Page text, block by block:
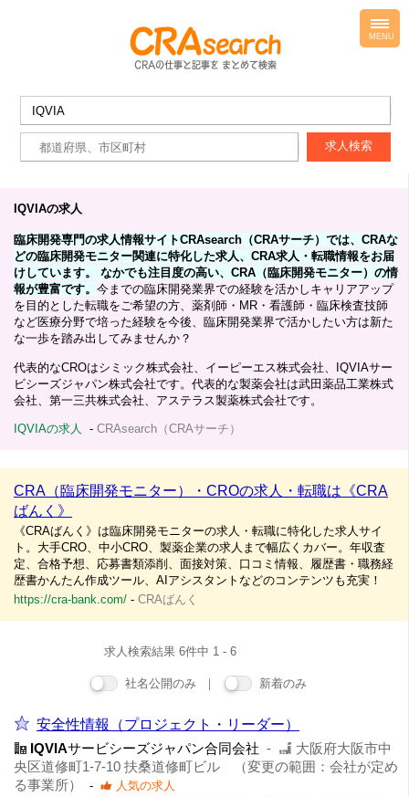
IQVIAの求人
臨床開発専門の求人情報サイトCRAsearch（CRAサーチ）では、CRAな
どの臨床開発モニター関連に特化した求人、CRA求人・転職情報をお届
けしています。 なかでも注目度の高い、CRA（臨床開発モニター）の情
報が豊富です。 今までの臨床開発業界での経験を活かしキャリアアップ
を目的とした転職をご希望の方、薬剤師・MR・看護師・臨床検査技師
など医療分野で培った経験を今後、臨床開発業界で活かしたい方は新た
な一歩を踏み出してみませんか？
代表的なCROはシミック株式会社、イーピーエス株式会社、IQVIAサー
ビシーズジャパン株式会社です。代表的な製薬会社は武田薬品工業株式
会社、第一三共株式会社、アステラス製薬株式会社です。
IQVIAの求人 - CRAsearch（CRAサーチ）
CRA（臨床開発モニター）・CROの求人・転職は《CRA
ばんく》
《CRAばんく》は臨床開発モニターの求人・転職に特化した求人サイ
ト。大手CRO、中小CRO、製薬企業の求人まで幅広くカバー。年収査
定、合格予想、応募書類添削、面接対策、口コミ情報、履歴書・職務経
歴書かんたん作成ツール、AIアシスタントなどのコンテンツも充実！
https://cra-bank.com/ - CRAばんく
求人検索結果 6件中 1 - 6
社名公開のみ ｜ 新着のみ
安全性情報（プロジェクト・リーダー）
IQVIAサービシーズジャパン合同会社 -
大阪府大阪市中
央区道修町1-7-10 扶桑道修町ビル （変更の範囲：会社が定め
る事業所）
-
人気の求人
MENU